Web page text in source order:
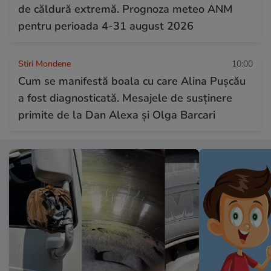
de căldură extremă. Prognoza meteo ANM
pentru perioada 4-31 august 2026
Stiri Mondene 10:00
Cum se manifestă boala cu care Alina Pușcău
a fost diagnosticată. Mesajele de susținere
primite de la Dan Alexa și Olga Barcari